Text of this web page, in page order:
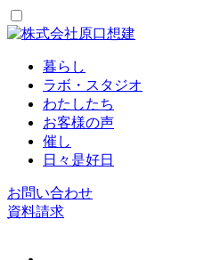
暮らし
ラボ・スタジオ
わたしたち
お客様の声
催し
日々是好日
お問い合わせ
資料請求